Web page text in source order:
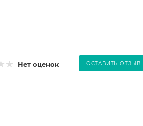
Нет оценок ОСТАВИТЬ ОТЗЫВ